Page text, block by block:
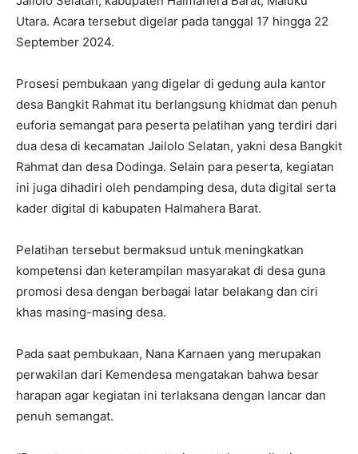
Utara. Acara tersebut digelar pada tanggal 17 hingga 22
September 2024.
Prosesi pembukaan yang digelar di gedung aula kantor
desa Bangkit Rahmat itu berlangsung khidmat dan penuh
euforia semangat para peserta pelatihan yang terdiri dari
dua desa di kecamatan Jailolo Selatan, yakni desa Bangkit
Rahmat dan desa Dodinga. Selain para peserta, kegiatan
ini juga dihadiri oleh pendamping desa, duta digital serta
kader digital di kabupaten Halmahera Barat.
Pelatihan tersebut bermaksud untuk meningkatkan
kompetensi dan keterampilan masyarakat di desa guna
promosi desa dengan berbagai latar belakang dan ciri
khas masing-masing desa.
Pada saat pembukaan, Nana Karnaen yang merupakan
perwakilan dari Kemendesa mengatakan bahwa besar
harapan agar kegiatan ini terlaksana dengan lancar dan
penuh semangat.